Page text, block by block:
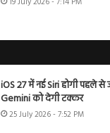
iOS 27 में नई Siri होगी पहले से
Gemini को देगी टक्कर
25 July 2026 - 7:52 PM